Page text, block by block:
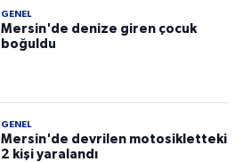
GENEL
Mersin'de denize giren çocuk
boğuldu
GENEL
Mersin'de devrilen motosikletteki
2 kişi yaralandı